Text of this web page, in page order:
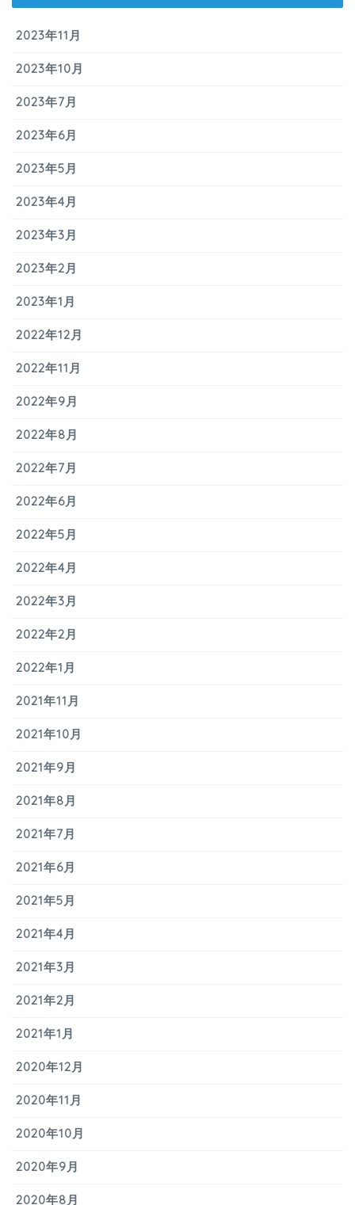
2023年11月
2023年10月
2023年7月
2023年6月
2023年5月
2023年4月
2023年3月
2023年2月
2023年1月
2022年12月
2022年11月
2022年9月
2022年8月
2022年7月
2022年6月
2022年5月
2022年4月
2022年3月
2022年2月
2022年1月
2021年11月
2021年10月
2021年9月
2021年8月
2021年7月
2021年6月
2021年5月
2021年4月
2021年3月
2021年2月
2021年1月
2020年12月
2020年11月
2020年10月
2020年9月
2020年8月